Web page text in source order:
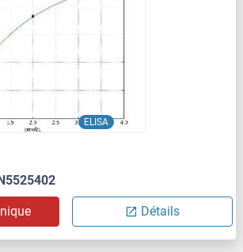
ELISA
Détails